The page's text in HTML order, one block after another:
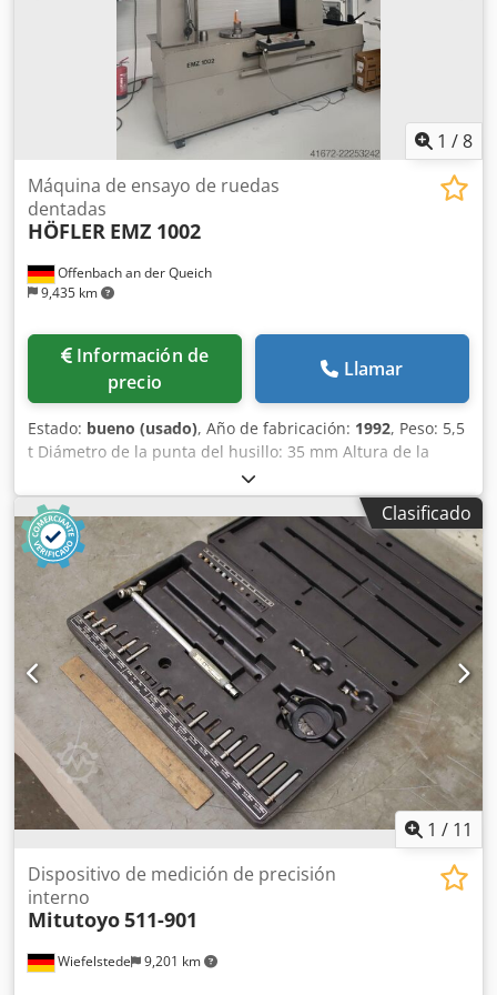
1 /8
Offenbach an der Queich
9,435 km
Máquina de ensayo de ruedas
dentadas
HÖFLER EMZ 1002
Información de
precio
Llamar
Estado: bueno (usado), Año de fabricación: 1992, Peso: 5,5
t Diámetro de la punta del husillo: 35 mm Altura de la
punta sobre la mesa: 75 mm Diámetro de la punta del
contrapunto: 50 mm Recorrido del contrapunto: 40 mm
Chodpezidz Iofx Alxoa Distancia entre puntas, mín.: 20 mm
Altura de medición sobre la mesa, mín.: 50 mm Altura de
medición sobre la mesa, máx.: 800 mm Diámetro de la
mesa: 500 mm Diámetro del círculo base: 0 - 1000 mm
Recorrido máximo: +- 115 mm Masa máxima de la pieza de
trabajo: 2000 kg Eje X: 230 mm Eje Y: 530 mm Eje Z: 750
mm Diámetro máximo de la pieza de trabajo: 1000 mm
Software incluido con el nuevo PC: WIN11 Software para
engranajes cónicos: disponible, se instala solo en
Metrotek, si se solicita. Información adicional: - La
máquina ha sido calibrada según la norma DAKKS el
19.11.2017.
Clasificado
1 / 11
Wiefelstede 9,201 km
Dispositivo de medición de precisión
interno
Mitutoyo511-901